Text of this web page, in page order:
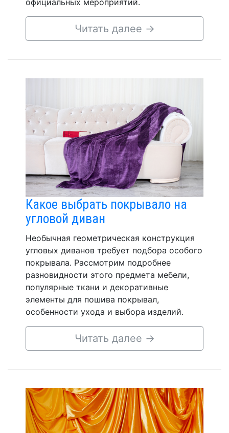
Читать далее →
Какое выбрать покрывало на
угловой диван
Необычная геометрическая конструкция
угловых диванов требует подбора особого
покрывала. Рассмотрим подробнее
разновидности этого предмета мебели,
популярные ткани и декоративные
элементы для пошива покрывал,
особенности ухода и выбора изделий.
Читать далее →